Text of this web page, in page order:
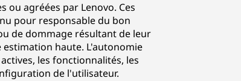
agréées par Lenovo. Ces
pour responsable du bon
de dommage résultant de leur
haute. L'autonomie
les fonctionnalités, les
de l'utilisateur.